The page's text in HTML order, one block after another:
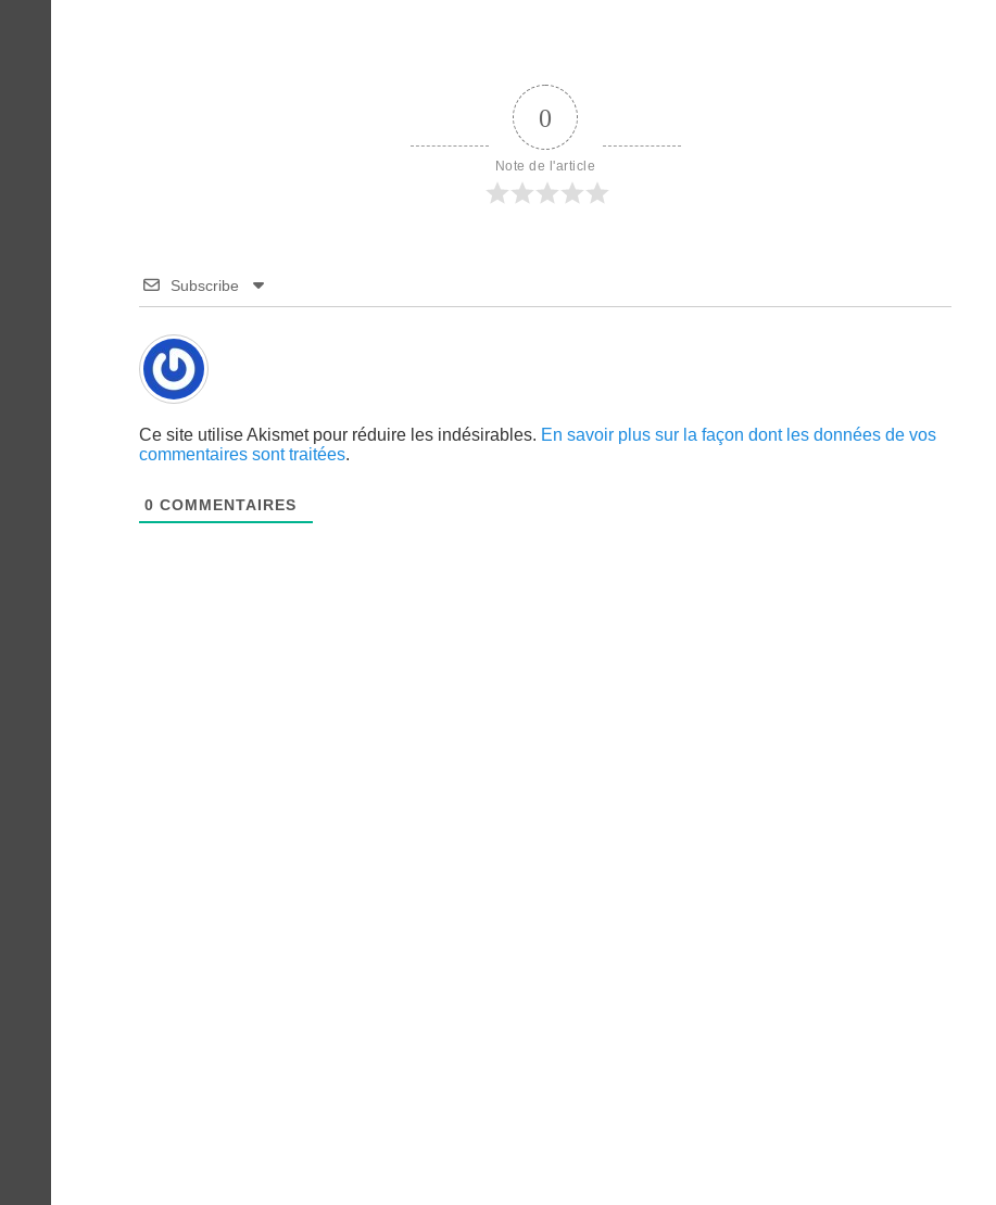
0
Note de l'article
Subscribe
Ce site utilise Akismet pour réduire les indésirables. En savoir plus sur la façon dont les données de vos
commentaires sont traitées.
0 COMMENTAIRES